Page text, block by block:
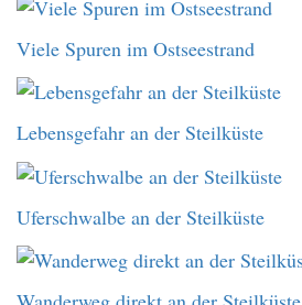
Viele Spuren im Ostseestrand
Lebensgefahr an der Steilküste
Uferschwalbe an der Steilküste